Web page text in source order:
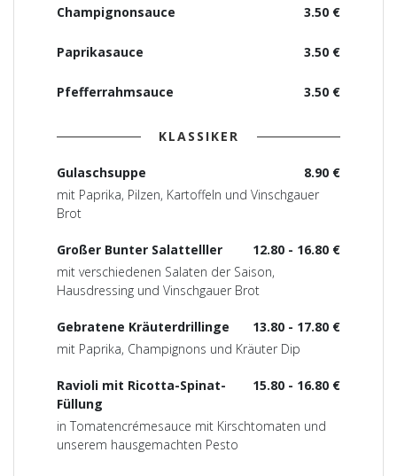
3.50 €
Champignonsauce
3.50 €
Paprikasauce
3.50 €
Pfefferrahmsauce
KLASSIKER
8.90 €
Gulaschsuppe
mit Paprika, Pilzen, Kartoffeln und Vinschgauer
Brot
12.80 - 16.80 €
Großer Bunter Salattelller
mit verschiedenen Salaten der Saison,
Hausdressing und Vinschgauer Brot
13.80 - 17.80 €
Gebratene Kräuterdrillinge
mit Paprika, Champignons und Kräuter Dip
15.80 - 16.80 €
Ravioli mit Ricotta-Spinat-
Füllung
in Tomatencrémesauce mit Kirschtomaten und
unserem hausgemachten Pesto